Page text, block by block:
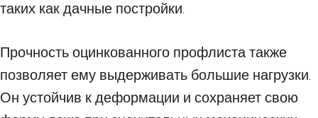
таких как дачные постройки.
Прочность оцинкованного профлиста также
позволяет ему выдерживать большие нагрузки.
Он устойчив к деформации и сохраняет свою